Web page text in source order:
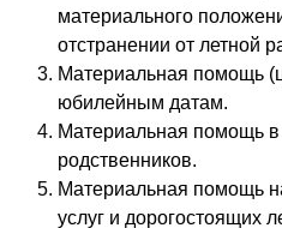
материального
отстранении от летной
Материальная помощь
юбилейным датам.
Материальная помощь в
родственников.
Материальная помощь
услуг и дорогостоящих